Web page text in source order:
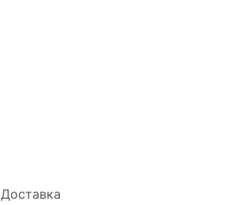
Доставка